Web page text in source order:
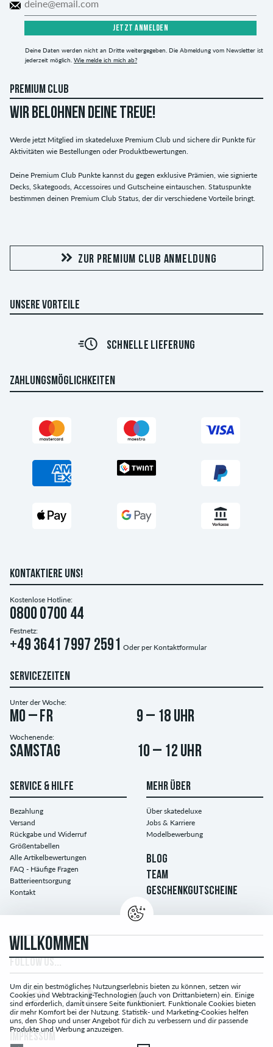
JETZT ANMELDEN
Deine Daten werden nicht an Dritte weitergegeben. Die Abmeldung vom Newsletter ist
jederzeit möglich. Wie melde ich mich ab?
PREMIUM CLUB
WIR BELOHNEN DEINE TREUE!
Werde jetzt Mitglied im skatedeluxe Premium Club und sichere dir Punkte für
Aktivitäten wie Bestellungen oder Produktbewertungen.
Deine Premium Club Punkte kannst du gegen exklusive Prämien, wie signierte
Decks, Skategoods, Accessoires und Gutscheine eintauschen. Statuspunkte
bestimmen deinen Premium Club Status, der dir verschiedene Vorteile bringt.
ZUR PREMIUM CLUB ANMELDUNG
UNSERE VORTEILE
SCHNELLE LIEFERUNG
ZAHLUNGSMÖGLICHKEITEN
KONTAKTIERE UNS!
Kostenlose Hotline:
0800 0700 44
Festnetz:
+49 3641 7997 2591 Oder per Kontaktformular
SERVICEZEITEN
Unter der Woche:
Mo – Fr 9 – 18 Uhr
Wochenende:
Samstag 10 – 12 Uhr
SERVICE & HILFE
Bezahlung
Versand
Rückgabe und Widerruf
Größentabellen
Alle Artikelbewertungen
FAQ - Häufige Fragen
Batterieentsorgung
Kontakt
MEHR ÜBER
Über skatedeluxe
Jobs & Karriere
Modelbewerbung
BLOG
TEAM
GESCHENKGUTSCHEINE
WILLKOMMEN
Um dir ein bestmögliches Nutzungserlebnis bieten zu können, setzen wir
Cookies und Webtracking-Technologien (auch von Drittanbietern) ein. Einige
sind erforderlich, damit unsere Seite funktioniert. Funktionale Cookies bieten
dir mehr Komfort bei der Nutzung. Statistik- und Marketing-Cookies helfen
uns, den Shop und unser Angebot für dich zu verbessern und dir passende
Produkte und Werbung anzuzeigen.